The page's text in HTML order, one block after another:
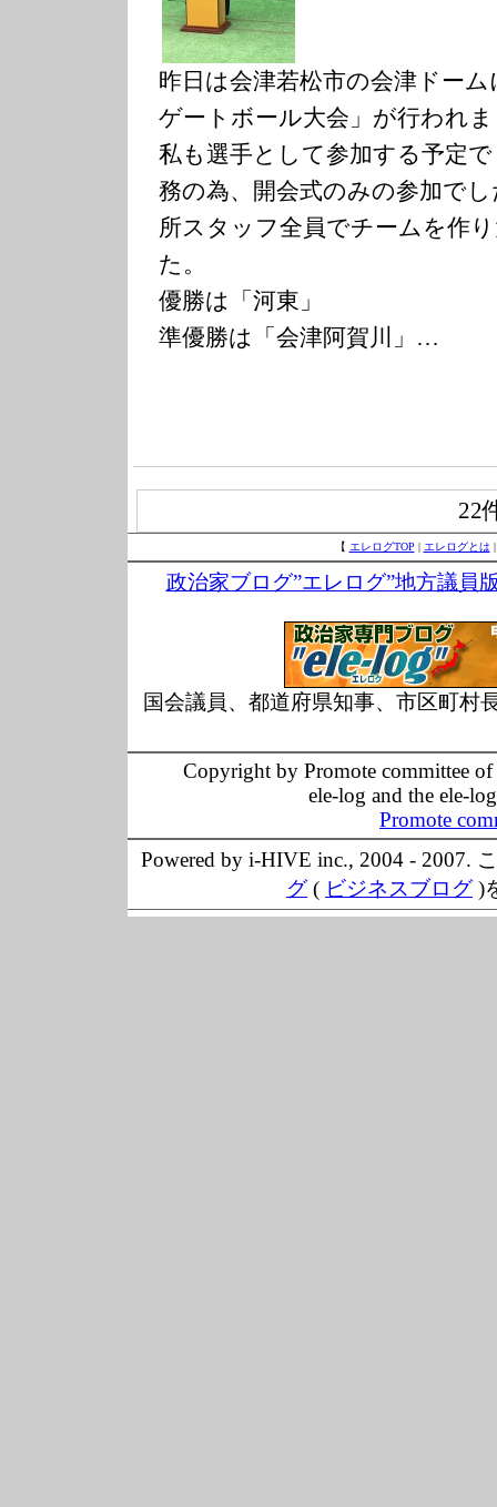
昨日は会津若松市の会津ドー
ゲートボール大会」が行われ
私も選手として参加する予定
務の為、開会式のみの参加で
所スタッフ全員でチームを作
た。
優勝は「河東」
準優勝は「会津阿賀川」…
22
【 エレログTOP | エレログとは
政治家ブログ”エレログ”地方議員
国会議員、都道府県知事、市区町村
Copyright by Promote committee
ele-log and the ele-
Promote
Powered by i-HIVE inc., 2004 - 2007.
グ( ビジネスブログ)